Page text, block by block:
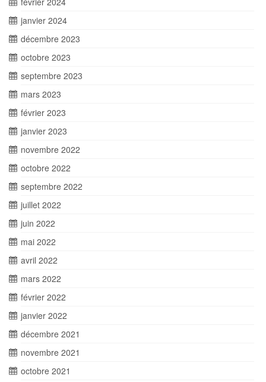
janvier 2024
décembre 2023
octobre 2023
septembre 2023
mars 2023
février 2023
janvier 2023
novembre 2022
octobre 2022
septembre 2022
juillet 2022
juin 2022
mai 2022
avril 2022
mars 2022
février 2022
janvier 2022
décembre 2021
novembre 2021
octobre 2021